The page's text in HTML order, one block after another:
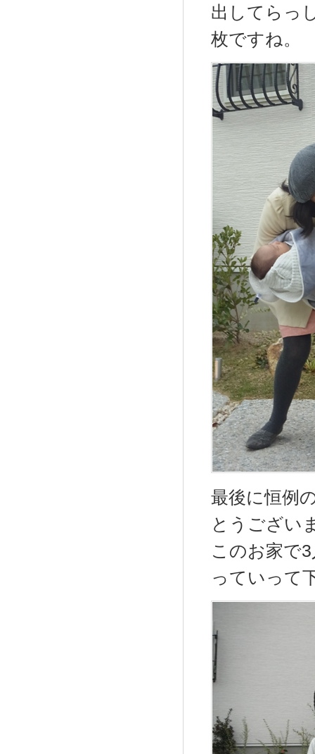
出してらっ
枚ですね。
最後に恒例
とうござい
このお家で
っていって